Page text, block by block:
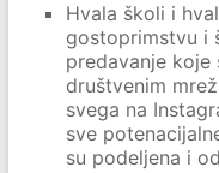
Hvala školi i
gostoprimstvu i
predavanje koje
društvenim
svega na
sve
su podeljena i